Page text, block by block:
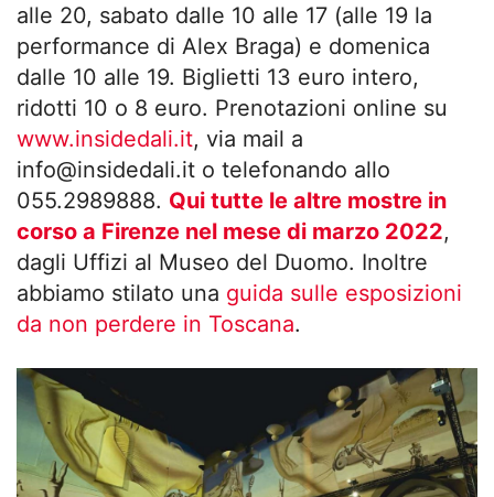
alle 20, sabato dalle 10 alle 17 (alle 19 la
performance di Alex Braga) e domenica
dalle 10 alle 19. Biglietti 13 euro intero,
ridotti 10 o 8 euro. Prenotazioni online su
www.insidedali.it, via mail a
info@insidedali.it o telefonando allo
055.2989888. Qui tutte le altre mostre in
corso a Firenze nel mese di marzo 2022,
dagli Uffizi al Museo del Duomo. Inoltre
abbiamo stilato una guida sulle esposizioni
da non perdere in Toscana.